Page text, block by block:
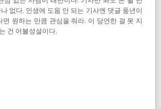
없다. 인생에 도움 안 되는 기사엔 댓글 풍년이
면 원하는 만큼 관심을 줘라. 이 당연한 걸 못 지
건 어불성설이다.